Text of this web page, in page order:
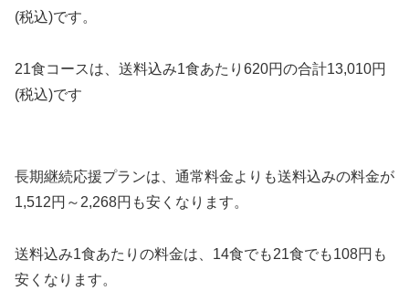
(税込)です。
21食コースは、送料込み1食あたり620円の合計13,010円
(税込)です
長期継続応援プランは、通常料金よりも送料込みの料金が
1,512円～2,268円も安くなります。
送料込み1食あたりの料金は、14食でも21食でも108円も
安くなります。